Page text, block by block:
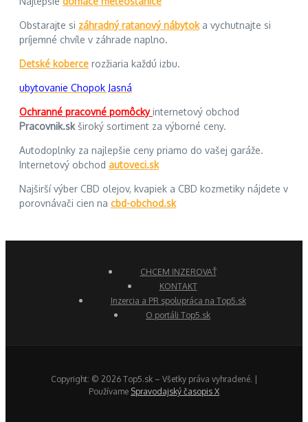
Obstarajte si záhradný ratanový nábytoka vychutnajte si
príjemné chvíle v záhrade naplno.
Detské koberce rozžiaria každú izbu.
ubytovanie Chopok Jasná
Ochranné pracovné pomôckyinternetový obchod
Pracovnik.skširoký sortiment za výborné ceny.
Autodoplnky za najlepšie ceny priamo do vašej garáže.
Internetový obchod autoveci.sk
Najširší výber CBD olejov, kvapiek a CBD kozmetiky nájdete v
porovnávači cien na cbd-obchod.sk
CHCEM INZEROVAŤ
KONTAKT
Inzercia a PR spolupráca na Top5.sk
O portáli Top5.sk
Copyright: © 2026 Top5.sk – Všetky práva vyhradené. |
Používame Spravodajský časopis X